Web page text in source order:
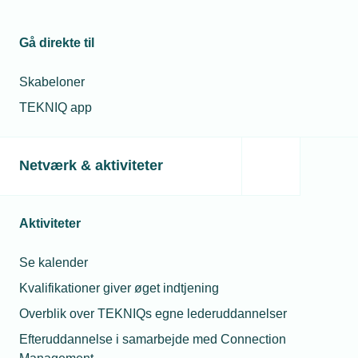
Gå direkte til
Skabeloner
TEKNIQ app
Netværk & aktiviteter
Aktiviteter
Se kalender
Kvalifikationer giver øget indtjening
Overblik over TEKNIQs egne lederuddannelser
Efteruddannelse i samarbejde med Connection
Danskerne
parkerer
selvom økonomien